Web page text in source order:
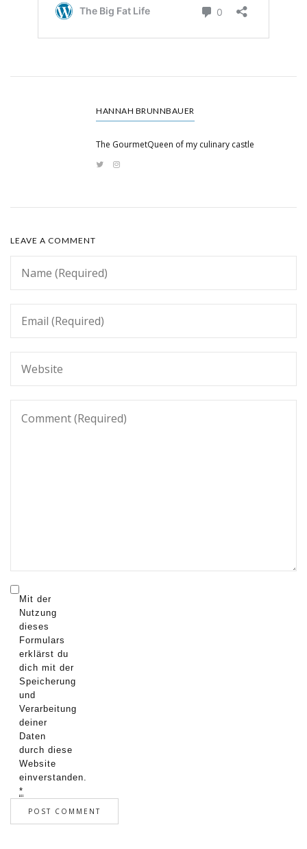
HANNAH BRUNNBAUER
The GourmetQueen of my culinary castle
LEAVE A COMMENT
Mit der
Nutzung
dieses
Formulars
erklärst du
dich mit der
Speicherung
und
Verarbeitung
deiner
Daten
durch diese
Website
einverstanden.
*